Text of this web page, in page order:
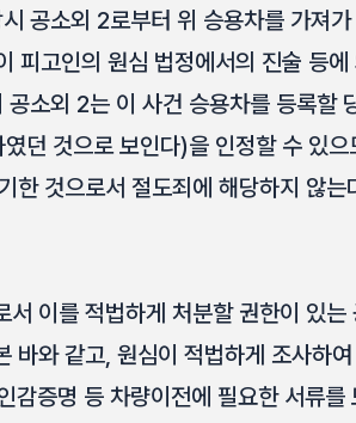
공소외 2로부터 위 승용차를 가져
피고인의 원심 법정에서의 진술 등
소외 2는 이 사건 승용차를 등록할
던 것으로 보인다)을 인정할 수 있
한 것으로서 절도죄에 해당하지 않
이를 적법하게 처분할 권한이 있는
바와 같고, 원심이 적법하게 조사하
감증명 등 차량이전에 필요한 서류를